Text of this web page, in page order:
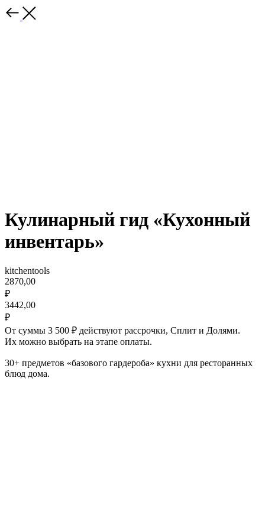
Кулинарный гид «Кухонный
инвентарь»
kitchentools
2870,00
₽
3442,00
₽
От суммы 3 500 ₽ действуют рассрочки, Сплит и Долями.
Их можно выбрать на этапе оплаты.
30+ предметов «базового гардероба» кухни для ресторанных
блюд дома.